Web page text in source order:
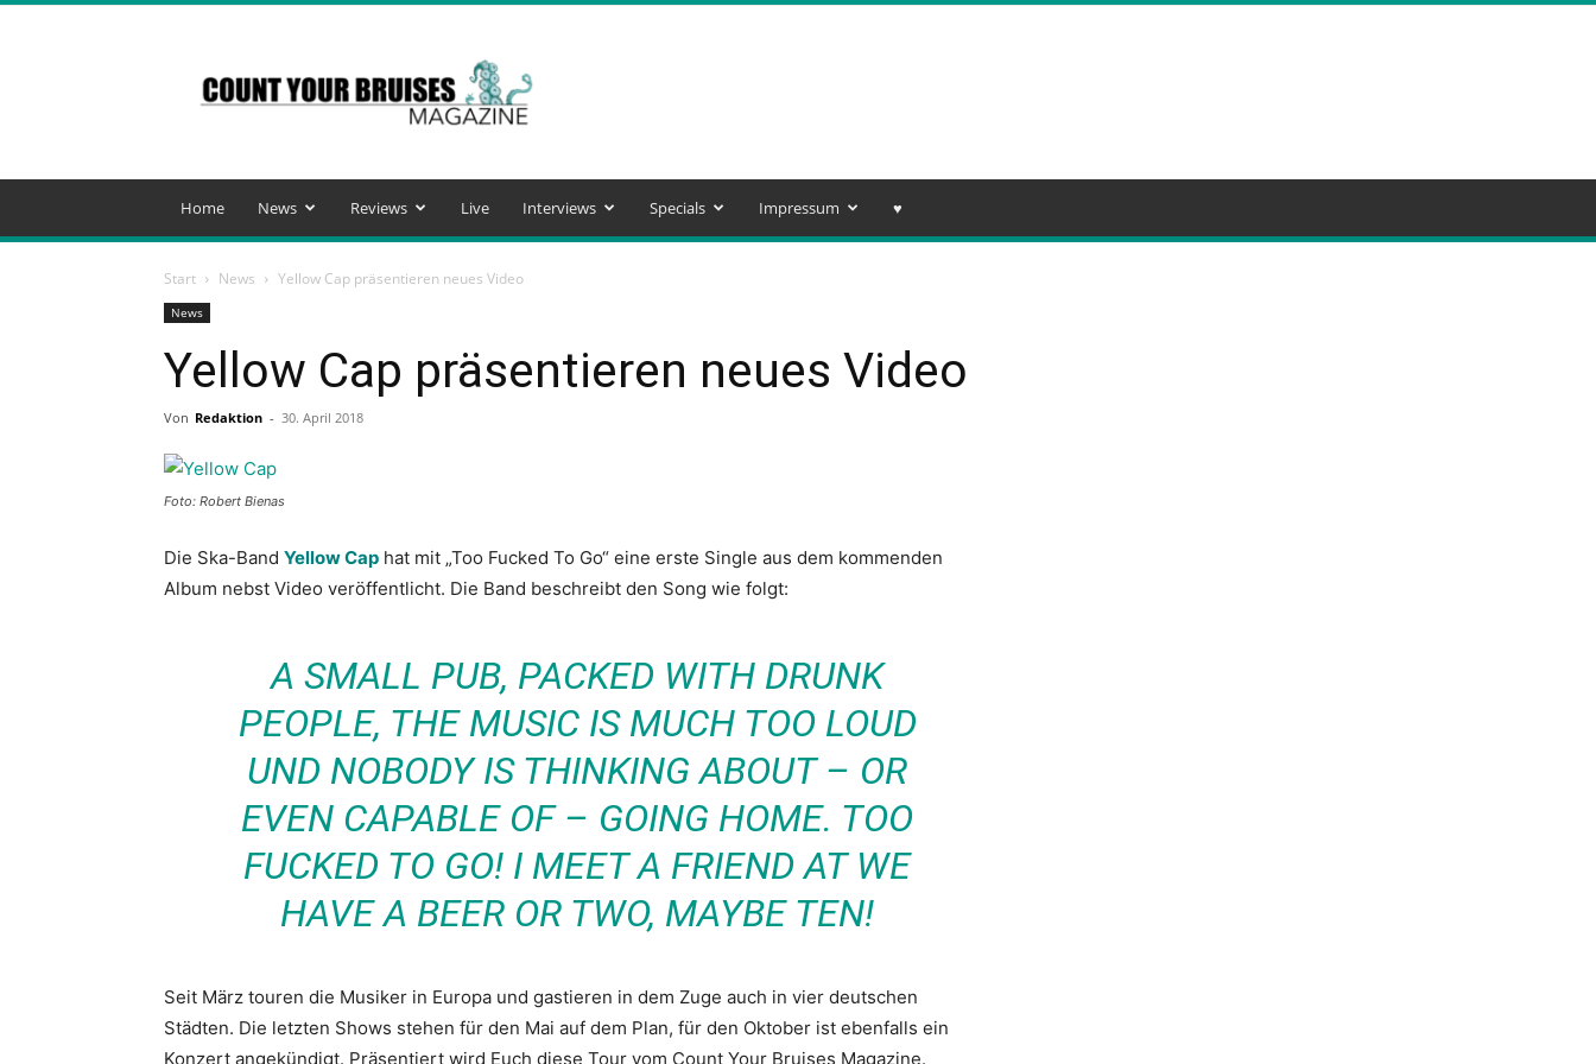
Your
Bruises
Magazine
Home News Reviews Live Interviews Specials Impressum ♥️
Start News Yellow Cap präsentieren neues Video
News
Yellow Cap präsentieren neues Video
Von Redaktion - 30. April 2018
Foto: Robert Bienas
Die Ska-Band Yellow Cap hat mit „Too Fucked To Go“ eine erste Single aus dem kommenden
Album nebst Video veröffentlicht. Die Band beschreibt den Song wie folgt:
A SMALL PUB, PACKED WITH DRUNK
PEOPLE, THE MUSIC IS MUCH TOO LOUD
UND NOBODY IS THINKING ABOUT – OR
EVEN CAPABLE OF – GOING HOME. TOO
FUCKED TO GO! I MEET A FRIEND AT WE
HAVE A BEER OR TWO, MAYBE TEN!
Seit März touren die Musiker in Europa und gastieren in dem Zuge auch in vier deutschen
Städten. Die letzten Shows stehen für den Mai auf dem Plan, für den Oktober ist ebenfalls ein
Konzert angekündigt. Präsentiert wird Euch diese Tour vom Count Your Bruises Magazine.